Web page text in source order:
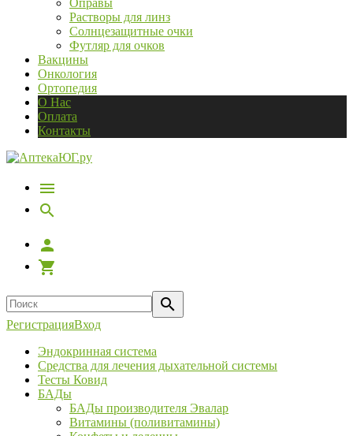
Оправы
Растворы для линз
Солнцезащитные очки
Футляр для очков
Вакцины
Онкология
Ортопедия
О Нас
Оплата
Контакты
РегистрацияВход
Эндокринная система
Средства для лечения дыхательной системы
Тесты Ковид
БАДы
БАДы производителя Эвалар
Витамины (поливитамины)